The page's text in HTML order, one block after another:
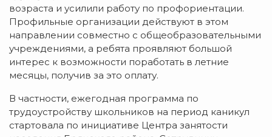
возраста и усилили работу по профориентации.
Профильные организации действуют в этом
направлении совместно с общеобразовательными
учреждениями, а ребята проявляют большой
интерес к возможности поработать в летние
месяцы, получив за это оплату.
В частности, ежегодная программа по
трудоустройству школьников на период каникул
стартовала по инициативе Центра занятости